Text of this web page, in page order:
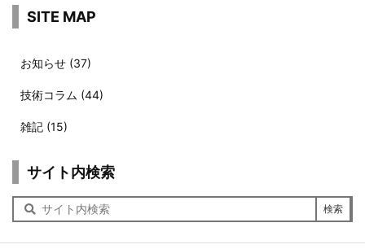
SITE MAP
お知らせ (37)
技術コラム (44)
雑記 (15)
サイト内検索
サ
イ